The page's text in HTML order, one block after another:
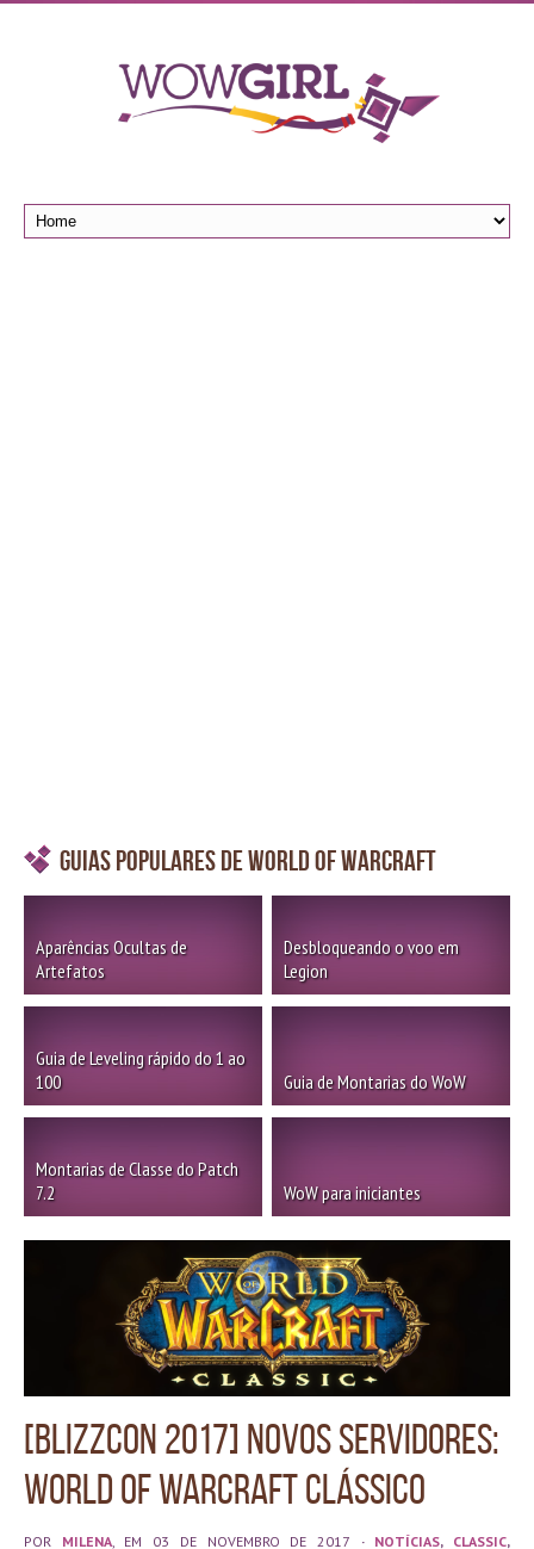
Guias Populares de World of Warcraft
Aparências Ocultas de
Artefatos
Desbloqueando o voo em
Legion
Guia de Leveling rápido do 1 ao
100
Guia de Montarias do WoW
Montarias de Classe do Patch
7.2
WoW para iniciantes
[BlizzCon 2017] Novos servidores:
World of Warcraft Clássico
POR MILENA, EM 03 DE NOVEMBRO DE 2017 · NOTÍCIAS, CLASSIC,